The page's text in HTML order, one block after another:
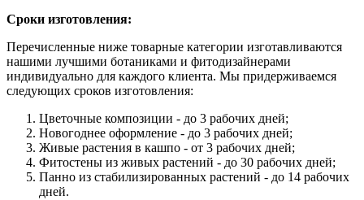
Сроки изготовления:
Перечисленные ниже товарные категории изготавливаются
нашими лучшими ботаниками и фитодизайнерами
индивидуально для каждого клиента. Мы придерживаемся
следующих сроков изготовления:
Цветочные композиции - до 3 рабочих дней;
Новогоднее оформление - до 3 рабочих дней;
Живые растения в кашпо - от 3 рабочих дней;
Фитостены из живых растений - до 30 рабочих дней;
Панно из стабилизированных растений - до 14 рабочих
дней.